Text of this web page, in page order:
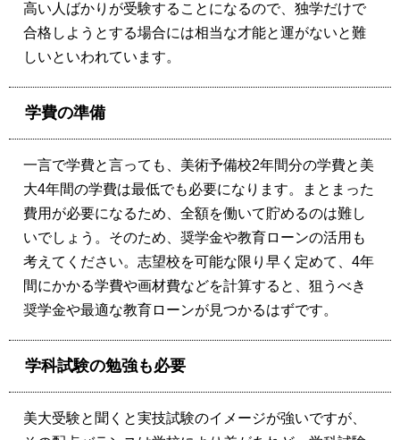
高い人ばかりが受験することになるので、独学だけで
合格しようとする場合には相当な才能と運がないと難
しいといわれています。
学費の準備
一言で学費と言っても、美術予備校2年間分の学費と美
大4年間の学費は最低でも必要になります。まとまった
費用が必要になるため、全額を働いて貯めるのは難し
いでしょう。そのため、奨学金や教育ローンの活用も
考えてください。志望校を可能な限り早く定めて、4年
間にかかる学費や画材費などを計算すると、狙うべき
奨学金や最適な教育ローンが見つかるはずです。
学科試験の勉強も必要
美大受験と聞くと実技試験のイメージが強いですが、